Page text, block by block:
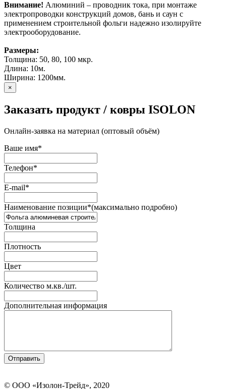
Внимание! Алюминий – проводник тока, при монтаже
электропроводки конструкций домов, бань и саун с
применением строительной фольги надежно изолируйте
электрооборудование.
Размеры:
Толщина: 50, 80, 100 мкр.
Длина: 10м.
Ширина: 1200мм.
×
Заказать продукт / ковры ISOLON
Онлайн-заявка на материал (оптовый объём)
Ваше имя*
Телефон*
E-mail*
Наименование позиции*(максимально подробно)
Толщина
Плотность
Цвет
Количество м.кв./шт.
Дополнительная информация
© ООО «Изолон-Трейд», 2020